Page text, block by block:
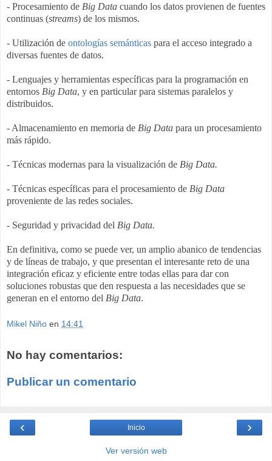
- Procesamiento de Big Data cuando los datos provienen de fuentes
continuas (streams) de los mismos.
- Utilización de ontologías semánticas para el acceso integrado a
diversas fuentes de datos.
- Lenguajes y herramientas específicas para la programación en
entornos Big Data, y en particular para sistemas paralelos y
distribuidos.
- Almacenamiento en memoria de Big Data para un procesamiento
más rápido.
- Técnicas modernas para la visualización de Big Data.
- Técnicas específicas para el procesamiento de Big Data
proveniente de las redes sociales.
- Seguridad y privacidad del Big Data.
En definitiva, como se puede ver, un amplio abanico de tendencias
y de líneas de trabajo, y que presentan el interesante reto de una
integración eficaz y eficiente entre todas ellas para dar con
soluciones robustas que den respuesta a las necesidades que se
generan en el entorno del Big Data.
Mikel Niño en 14:41
No hay comentarios:
Publicar un comentario
‹ ›
Inicio
Ver versión web